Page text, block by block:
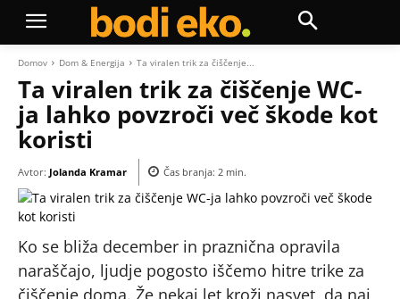
Domov Dom & Energija Ta viralen trik za čiščenje...
Ta viralen trik za čiščenje WC-
ja lahko povzroči več škode kot
koristi
Avtor: Jolanda Kramar Čas branja: 2 min.
Ko se bliža december in praznična opravila
naraščajo, ljudje pogosto iščemo hitre trike za
čiščenje doma. Že nekaj let kroži nasvet, da naj